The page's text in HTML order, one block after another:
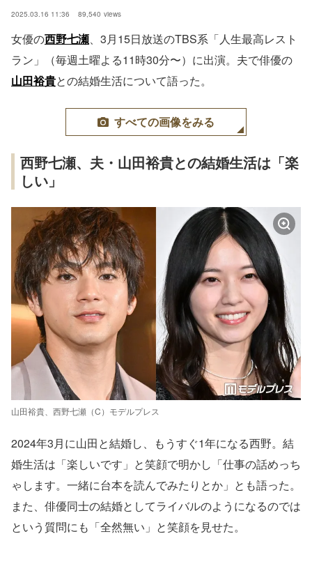
2025.03.16 11:36 89,540 views
女優の西野七瀬、3月15日放送のTBS系「人生最高レスト
ラン」（毎週土曜よる11時30分〜）に出演。夫で俳優の
山田裕貴との結婚生活について語った。
すべての画像をみる
西野七瀬、夫・山田裕貴との結婚生活は「楽
しい」
山田裕貴、西野七瀬（C）モデルプレス
2024年3月に山田と結婚し、もうすぐ1年になる西野。結
婚生活は「楽しいです」と笑顔で明かし「仕事の話めっち
ゃします。一緒に台本を読んでみたりとか」とも語った。
また、俳優同士の結婚としてライバルのようになるのでは
という質問にも「全然無い」と笑顔を見せた。